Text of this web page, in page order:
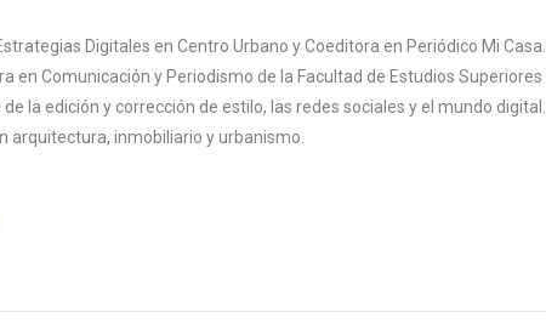
Digitales en Centro Urbano y Coeditora en Periódico Mi Casa.
en Comunicación y Periodismo de la Facultad de Estudios Superiores
la edición y corrección de estilo, las redes sociales y el mundo digital.
arquitectura, inmobiliario y urbanismo.